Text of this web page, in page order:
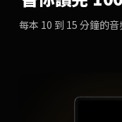
每本 10 到 15 分鐘的